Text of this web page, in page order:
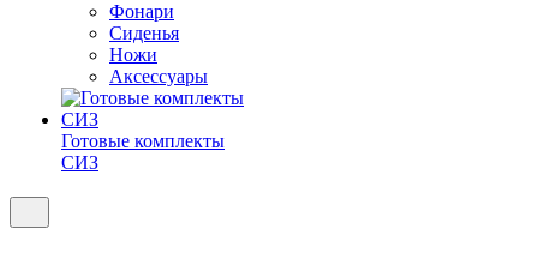
Фонари
Сиденья
Ножи
Аксессуары
Готовые комплекты
СИЗ